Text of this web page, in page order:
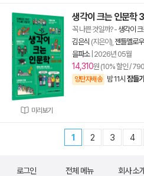
미리보기
생각이 크는 인문학
꼭 나쁜 것일까?- 생각이
김은식 (지은이), 젠틀멜로우
을파소| 2026년 05월
14,310원 (10% 할인 /
양탄자배송 밤 11시 잠들
1 2 3 4
로그인 전체 메뉴 회사 소